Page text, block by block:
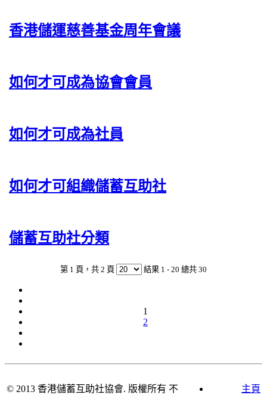
香港儲運慈善基金周年會議
如何才可成為協會會員
如何才可成為社員
如何才可組織儲蓄互助社
儲蓄互助社分類
第 1 頁，共 2 頁 結果 1 - 20 總共 30
1
2
© 2013 香港儲蓄互助社協會. 版權所有 不 主頁